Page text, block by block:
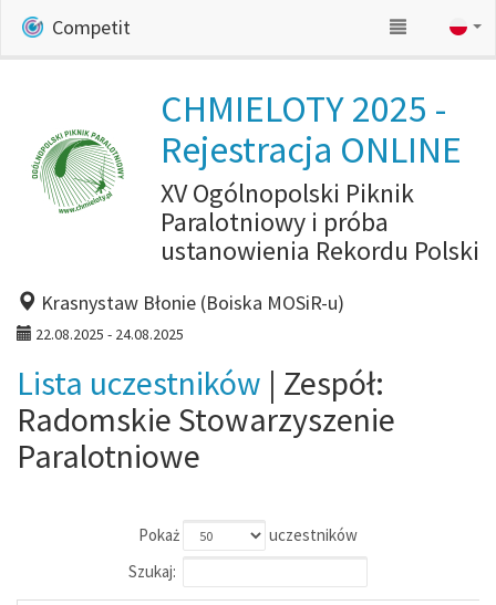
Competit
CHMIELOTY 2025 -
Rejestracja ONLINE
XV Ogólnopolski Piknik
Paralotniowy i próba
ustanowienia Rekordu Polski
Krasnystaw Błonie (Boiska MOSiR-u)
22.08.2025 - 24.08.2025
Lista uczestników | Zespół:
Radomskie Stowarzyszenie
Paralotniowe
Pokaż
uczestników
Szukaj: